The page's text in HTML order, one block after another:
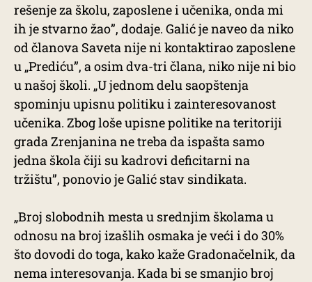
rešenje za školu, zaposlene i učenika, onda mi
ih je stvarno žao”, dodaje. Galić je naveo da niko
od članova Saveta nije ni kontaktirao zaposlene
u „Prediću”, a osim dva-tri člana, niko nije ni bio
u našoj školi. „U jednom delu saopštenja
spominju upisnu politiku i zainteresovanost
učenika. Zbog loše upisne politike na teritoriji
grada Zrenjanina ne treba da ispašta samo
jedna škola čiji su kadrovi deficitarni na
tržištu”, ponovio je Galić stav sindikata.
„Broj slobodnih mesta u srednjim školama u
odnosu na broj izašlih osmaka je veći i do 30%
što dovodi do toga, kako kaže Gradonačelnik, da
nema interesovanja. Kada bi se smanjio broj